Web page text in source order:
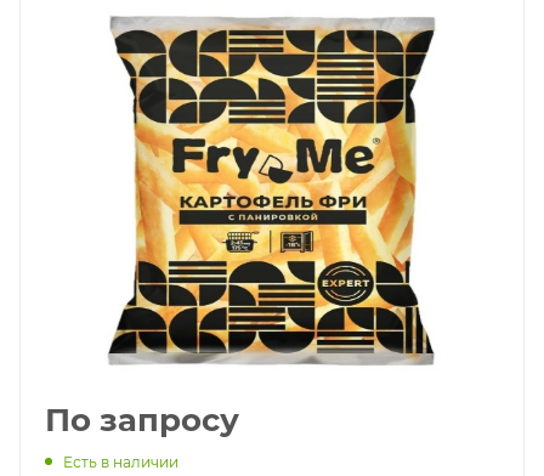
По запросу
Есть в наличии